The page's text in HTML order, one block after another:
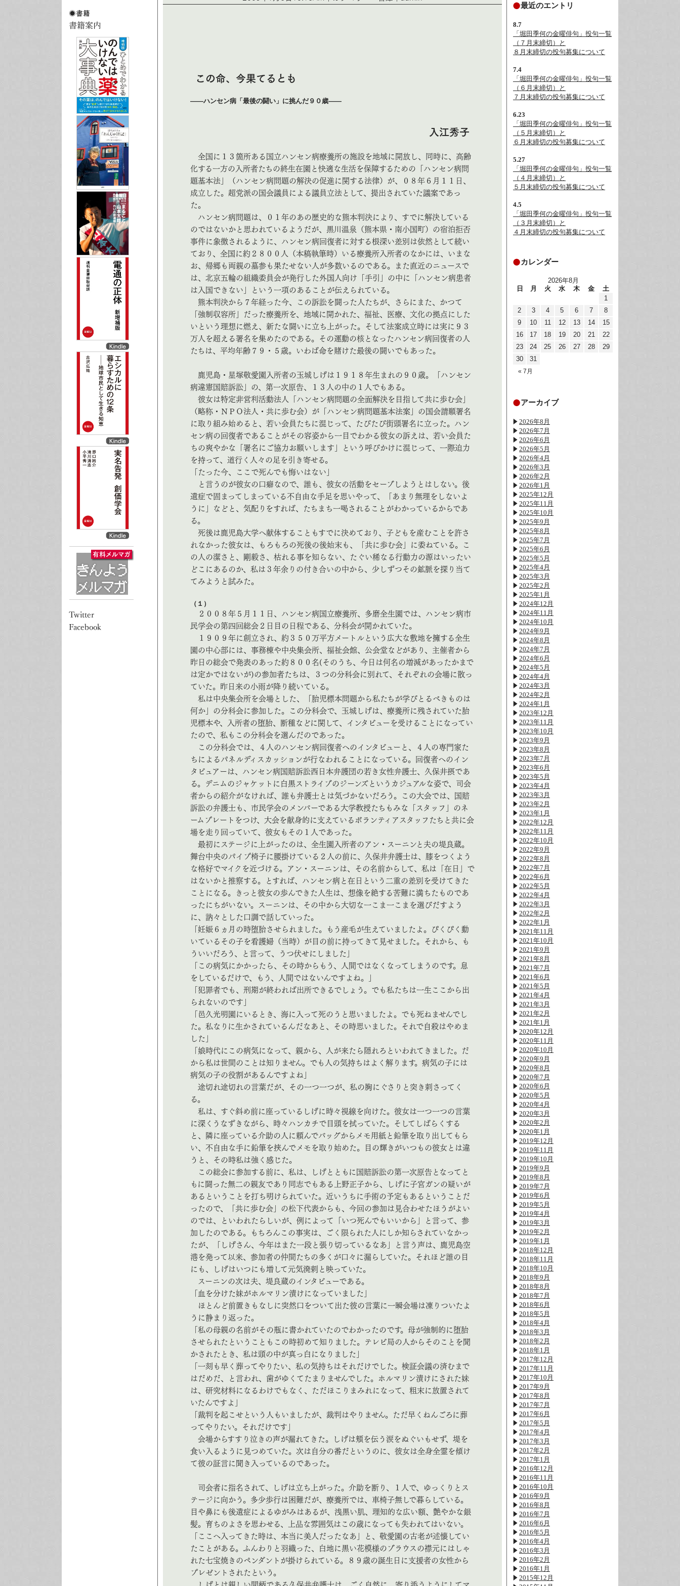
この命、今果てるとも
――ハンセン病「最後の闘い」に挑んだ９０歳――
入江秀子
全国に１３箇所ある国立ハンセン病療養所の施設を地域に開放し、同時に、高齢
化する一方の入所者たちの終生在園と快適な生活を保障するための「ハンセン病問
題基本法」（ハンセン病問題の解決の促進に関する法律）が、０８年６月１１日、
成立した。超党派の国会議員による議員立法として、提出されていた議案であっ
た。
ハンセン病問題は、０１年のあの歴史的な熊本判決により、すでに解決している
のではないかと思われているようだが、黒川温泉（熊本県・南小国町）の宿泊拒否
事件に象徴されるように、ハンセン病回復者に対する根深い差別は依然として続い
ており、全国に約２８００人（本稿執筆時）いる療養所入所者のなかには、いまな
お、帰郷も両親の墓参も果たせない人が多数いるのである。また直近のニュースで
は、北京五輪の組織委員会が発行した外国人向け「手引」の中に「ハンセン病患者
は入国できない」という一項のあることが伝えられている。
熊本判決から７年経った今、この訴訟を闘った人たちが、さらにまた、かつて
「強制収容所」だった療養所を、地域に開かれた、福祉、医療、文化の拠点にした
いという理想に燃え、新たな闘いに立ち上がった。そして法案成立時には実に９３
万人を超える署名を集めたのである。その運動の核となったハンセン病回復者の人
たちは、平均年齢７９・５歳。いわば命を賭けた最後の闘いでもあった。
鹿児島・星塚敬愛園入所者の玉城しげは１９１８年生まれの９０歳。「ハンセン
病違憲国賠訴訟」の、第一次原告、１３人の中の１人でもある。
彼女は特定非営利活動法人「ハンセン病問題の全面解決を目指して共に歩む会」
（略称・ＮＰＯ法人・共に歩む会）が「ハンセン病問題基本法案」の国会請願署名
に取り組み始めると、若い会員たちに混じって、たびたび街頭署名に立った。ハン
セン病の回復者であることがその容姿から一目でわかる彼女の訴えは、若い会員た
ちの爽やかな「署名にご協力お願いします」という呼びかけに混じって、一際迫力
を持って、道行く人々の足を引き寄せる。
「たった今、ここで死んでも悔いはない」
と言うのが彼女の口癖なので、誰も、彼女の活動をセーブしようとはしない。後
遺症で固まってしまっている不自由な手足を思いやって、「あまり無理をしないよ
うに」などと、気配りをすれば、たちまち一喝されることがわかっているからであ
る。
死後は鹿児島大学へ献体することもすでに決めており、子どもを産むことを許さ
れなかった彼女は、もろもろの死後の後始末も、「共に歩む会」に委ねている。こ
の人の潔さと、剛毅さ、枯れる事を知らない、たぐい稀なる行動力の源はいったい
どこにあるのか、私は３年余りの付き合いの中から、少しずつその鉱脈を探り当て
てみようと試みた。
（１）
２００８年５月１１日、ハンセン病国立療養所、多磨全生園では、ハンセン病市
民学会の第四回総会２日目の日程である、分科会が開かれていた。
１９０９年に創立され、約３５０万平方メートルという広大な敷地を擁する全生
園の中心部には、事務棟や中央集会所、福祉会館、公会堂などがあり、主催者から
昨日の総会で発表のあった約８００名(そのうち、今日は何名の増減があったかまで
は定かではないが)の参加者たちは、３つの分科会に別れて、それぞれの会場に散っ
ていた。昨日来の小雨が降り続いている。
私は中央集会所を会場とした、「胎児標本問題から私たちが学びとるべきものは
何か」の分科会に参加した。この分科会で、玉城しげは、療養所に残されていた胎
児標本や、入所者の堕胎、断種などに関して、インタビューを受けることになってい
たので、私もこの分科会を選んだのであった。
この分科会では、４人のハンセン病回復者へのインタビューと、４人の専門家た
ちによるパネルディスカッションが行なわれることになっている。回復者へのイン
タビュアーは、ハンセン病国賠訴訟西日本弁護団の若き女性弁護士、久保井摂であ
る。デニムのジャケットに白黒ストライブのジーンズというカジュアルな姿で、司会
者からの紹介がなければ、誰も弁護士とは気づかないだろう。この大会では、国賠
訴訟の弁護士も、市民学会のメンバーである大学教授たちもみな「スタッフ」のネ
ームプレートをつけ、大会を献身的に支えているボランティアスタッフたちと共に会
場を走り回っていて、彼女もその１人であった。
最初にステージに上がったのは、全生園入所者のアン・スーニンと夫の堤良蔵。
舞台中央のパイプ椅子に腰掛けている２人の前に、久保井弁護士は、膝をつくよう
な格好でマイクを近づける。アン・スーニンは、その名前からして、私は「在日」で
はないかと推察する。とすれば、ハンセン病と在日という二重の差別を受けてきた
ことになる。きっと彼女の歩んできた人生は、想像を絶する苦難に満ちたものであ
ったにちがいない。スーニンは、その中から大切な一こま一こまを選びだすよう
に、訥々とした口調で話していった。
「妊娠６ヵ月の時堕胎させられました。もう産毛が生えていましたよ。ぴくぴく動
いているその子を看護婦（当時）が目の前に持ってきて見せました。それから、も
ういいだろう、と言って、うつ伏せにしました」
「この病気にかかったら、その時からもう、人間ではなくなってしまうのです。息
をしているだけで、もう、人間ではないんですよね。」
「犯罪者でも、刑期が終われば出所できるでしょう。でも私たちは一生ここから出
られないのです」
「邑久光明園にいるとき、海に入って死のうと思いましたよ。でも死ねませんでし
た。私なりに生かされているんだなあと、その時思いました。それで自殺はやめま
した」
「娘時代にこの病気になって、親から、人が来たら隠れろといわれてきました。だ
から私は世間のことは知りません。でも人の気持ちはよく解ります。病気の子には
病気の子の役割があるんですよね」
途切れ途切れの言葉だが、その一つ一つが、私の胸にぐさりと突き刺さってく
る。
私は、すぐ斜め前に座っているしげに時々視線を向けた。彼女は一つ一つの言葉
に深くうなずきながら、時々ハンカチで目頭を拭っていた。そしてしばらくする
と、隣に座っている介助の人に頼んでバッグからメモ用紙と鉛筆を取り出してもら
い、不自由な手に鉛筆を挟んでメモを取り始めた。目の輝きがいつもの彼女とは違
うと、その時私は強く感じた。
この総会に参加する前に、私は、しげとともに国賠訴訟の第一次原告となってと
もに闘った無二の親友であり同志でもある上野正子から、しげに子宮ガンの疑いが
あるということを打ち明けられていた。近いうちに手術の予定もあるということだ
ったので、「共に歩む会」の松下代表からも、今回の参加は見合わせたほうがよい
のでは、といわれたらしいが、例によって「いつ死んでもいいから」と言って、参
加したのである。もちろんこの事実は、ごく限られた人にしか知らされていなかっ
たが、「しげさん、今年はまた一段と張り切っているなあ」と言う声は、鹿児島空
港を発って以来、参加者の仲間たちの多くが口々に漏らしていた。それほど誰の目
にも、しげはいつにも増して元気溌剌と映っていた。
スーニンの次は夫、堤良蔵のインタビューである。
「血を分けた妹がホルマリン漬けになっていました」
ほとんど前置きもなしに突然口をついて出た彼の言葉に一瞬会場は凍りついたよ
うに静まり返った。
「私の母親の名前がその瓶に書かれていたのでわかったのです。母が強制的に堕胎
させられたということもこの時初めて知りました。テレビ局の人からそのことを聞
かされたとき、私は頭の中が真っ白になりました」
「一刻も早く葬ってやりたい、私の気持ちはそれだけでした。検証会議の済むまで
はだめだ、と言われ、歯がゆくてたまりませんでした。ホルマリン漬けにされた妹
は、研究材料になるわけでもなく、ただほこりまみれになって、粗末に放置されて
いたんですよ」
「裁判を起こせという人もいましたが、裁判はやりません。ただ早くねんごろに葬
ってやりたい。それだけです」
会場からすすり泣きの声が漏れてきた。しげは頬を伝う涙をぬぐいもせず、堤を
食い入るように見つめていた。次は自分の番だというのに、彼女は全身全霊を傾け
て彼の証言に聞き入っているのであった。
司会者に指名されて、しげは立ち上がった。介助を断り、１人で、ゆっくりとス
テージに向かう。多少歩行は困難だが、療養所では、車椅子無しで暮らしている。
目や鼻にも後遺症によるゆがみはあるが、浅黒い肌、理知的な広い額、艶やかな銀
髪。育ちのよさを思わせる、上品な雰囲気はこの歳になっても失われてはいない。
「ここへ入ってきた時は、本当に美人だったなあ」と、敬愛園の古老が述懐してい
たことがある。ふんわりと羽織った、白地に黒い花模様のブラウスの襟元にはしゃ
れた七宝焼きのペンダントが掛けられている。８９歳の誕生日に支援者の女性から
プレゼントされたという。
最近のエントリ
8.7
「堀田季何の金曜俳句」投句一覧
（７月末締切）と
８月末締切の投句募集について
7.4
「堀田季何の金曜俳句」投句一覧
（６月末締切）と
７月末締切の投句募集について
6.23
「堀田季何の金曜俳句」投句一覧
（５月末締切）と
６月末締切の投句募集について
5.27
「堀田季何の金曜俳句」投句一覧
（４月末締切）と
５月末締切の投句募集について
4.5
「堀田季何の金曜俳句」投句一覧
（３月末締切）と
４月末締切の投句募集について
カレンダー
2026年8月
日
月 火 水 木 金 土
« 7月
1
2
3 4 5 6 7
8
9
10 11 12 13 14
15
16
17 18 19 20 21
22
23
24 25 26 27 28
29
30
31
アーカイブ
2026年8月
2026年7月
2026年6月
2026年5月
2026年4月
2026年3月
2026年2月
2026年1月
2025年12月
2025年11月
2025年10月
2025年9月
2025年8月
2025年7月
2025年6月
2025年5月
2025年4月
2025年3月
2025年2月
2025年1月
2024年12月
2024年11月
2024年10月
2024年9月
2024年8月
2024年7月
2024年6月
2024年5月
2024年4月
2024年3月
2024年2月
2024年1月
2023年12月
2023年11月
2023年10月
2023年9月
2023年8月
2023年7月
2023年6月
2023年5月
2023年4月
2023年3月
2023年2月
2023年1月
2022年12月
2022年11月
2022年10月
2022年9月
2022年8月
2022年7月
2022年6月
2022年5月
2022年4月
2022年3月
2022年2月
2022年1月
2021年11月
2021年10月
2021年9月
2021年8月
2021年7月
2021年6月
2021年5月
2021年4月
2021年3月
2021年2月
2021年1月
2020年12月
2020年11月
2020年10月
2020年9月
2020年8月
2020年7月
2020年6月
2020年5月
2020年4月
2020年3月
2020年2月
2020年1月
2019年12月
2019年11月
2019年10月
2019年9月
2019年8月
2019年7月
2019年6月
2019年5月
2019年4月
2019年3月
2019年2月
2019年1月
2018年12月
2018年11月
2018年10月
2018年9月
2018年8月
2018年7月
2018年6月
2018年5月
2018年4月
2018年3月
2018年2月
2018年1月
2017年12月
2017年11月
2017年10月
2017年9月
2017年8月
2017年7月
2017年6月
2017年5月
2017年4月
2017年3月
2017年2月
2017年1月
2016年12月
2016年11月
2016年10月
2016年9月
2016年8月
2016年7月
2016年6月
2016年5月
2016年4月
2016年3月
2016年2月
2016年1月
2015年12月